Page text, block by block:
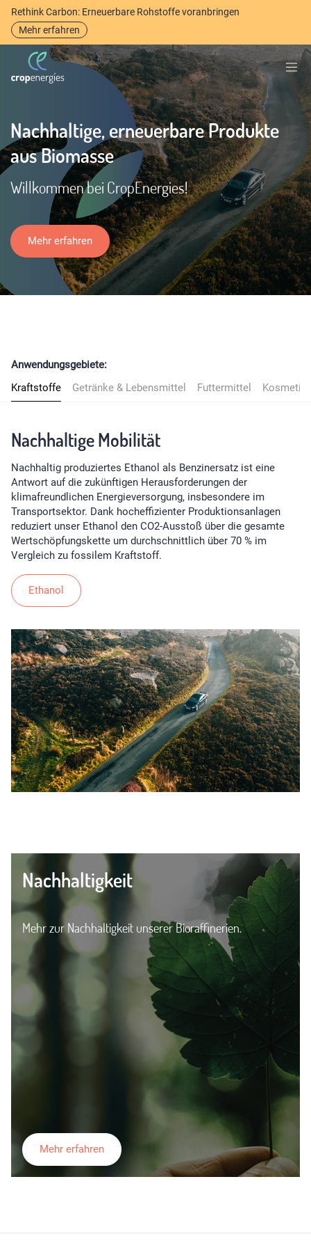
Rethink Carbon: Erneuerbare Rohstoffe voranbringen
Mehr erfahren
Nachhaltige, erneuerbare Produkte
aus Biomasse
Willkommen bei CropEnergies!
Mehr erfahren
Anwendungsgebiete:
Kraftstoffe
Getränke & Lebensmittel Futtermittel
Nachhaltige Mobilität
Nachhaltig produziertes Ethanol als Benzinersatz ist eine
Antwort auf die zukünftigen Herausforderungen der
klimafreundlichen Energieversorgung, insbesondere im
Transportsektor. Dank hocheffizienter Produktionsanlagen
reduziert unser Ethanol den CO2-Ausstoß über die gesamte
Wertschöpfungskette um durchschnittlich über 70 % im
Vergleich zu fossilem Kraftstoff.
Ethanol
Nachhaltigkeit
Mehr zur Nachhaltigkeit unserer Bioraffinerien.
Mehr erfahren